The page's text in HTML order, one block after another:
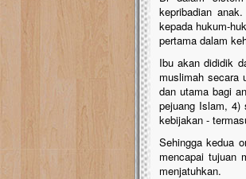
kepribadian
kepada hukum-
pertama dalam
Ibu akan dididik
muslimah secara
dan utama bagi
pejuang Islam, 4)
kebijakan -
Sehingga kedua
mencapai tujuan
menjatuhkan.